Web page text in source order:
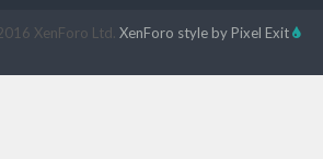
XenForo Ltd. XenForo style by Pixel Exit